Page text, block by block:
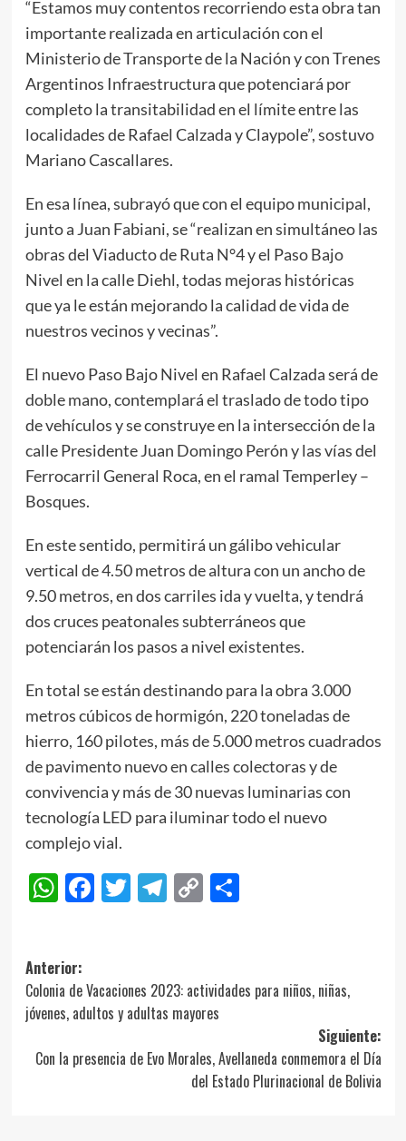
“Estamos muy contentos recorriendo esta obra tan
importante realizada en articulación con el
Ministerio de Transporte de la Nación y con Trenes
Argentinos Infraestructura que potenciará por
completo la transitabilidad en el límite entre las
localidades de Rafael Calzada y Claypole”, sostuvo
Mariano Cascallares.
En esa línea, subrayó que con el equipo municipal,
junto a Juan Fabiani, se “realizan en simultáneo las
obras del Viaducto de Ruta N°4 y el Paso Bajo
Nivel en la calle Diehl, todas mejoras históricas
que ya le están mejorando la calidad de vida de
nuestros vecinos y vecinas”.
El nuevo Paso Bajo Nivel en Rafael Calzada será de
doble mano, contemplará el traslado de todo tipo
de vehículos y se construye en la intersección de la
calle Presidente Juan Domingo Perón y las vías del
Ferrocarril General Roca, en el ramal Temperley –
Bosques.
En este sentido, permitirá un gálibo vehicular
vertical de 4.50 metros de altura con un ancho de
9.50 metros, en dos carriles ida y vuelta, y tendrá
dos cruces peatonales subterráneos que
potenciarán los pasos a nivel existentes.
En total se están destinando para la obra 3.000
metros cúbicos de hormigón, 220 toneladas de
hierro, 160 pilotes, más de 5.000 metros cuadrados
de pavimento nuevo en calles colectoras y de
convivencia y más de 30 nuevas luminarias con
tecnología LED para iluminar todo el nuevo
complejo vial.
WhatsApp
Facebook
Twitter
Telegram
CopyCompartir
Navegación
de
entradas
Anterior:
Colonia de Vacaciones 2023: actividades para niños, niñas,
jóvenes, adultos y adultas mayores
Siguiente:
Con la presencia de Evo Morales, Avellaneda conmemora el Día
del Estado Plurinacional de Bolivia